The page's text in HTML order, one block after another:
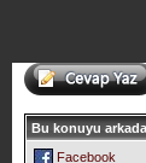
Bu konuyu
Facebook